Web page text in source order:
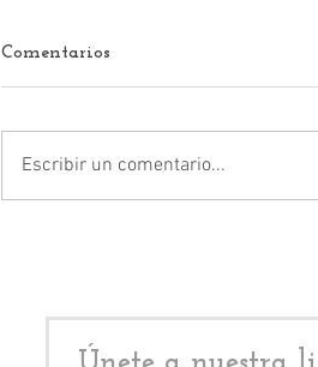
Comentarios
Escribir un comentario...